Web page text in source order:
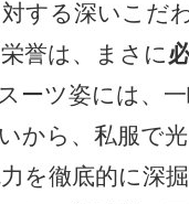
する深いこだ
誉は、まさに
ーツ姿には、
から、私服で
を徹底的に深